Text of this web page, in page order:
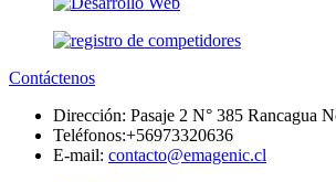
Contáctenos
Dirección: Pasaje 2 N° 385 Rancagua
Teléfonos:+56973320636
E-mail: contacto@emagenic.cl